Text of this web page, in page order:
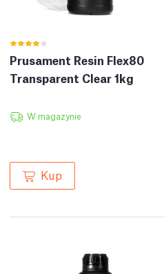
Prusament Resin Flex80
Transparent Clear 1kg
W magazynie
Kup